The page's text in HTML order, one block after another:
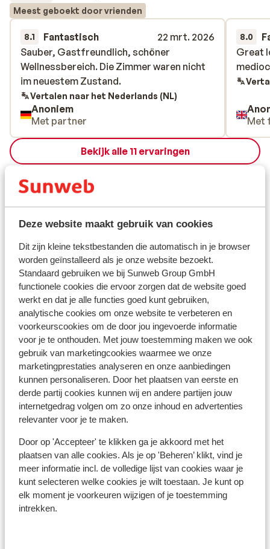
Deze website maakt gebruik van cookies
Dit zijn kleine tekstbestanden die automatisch in je browser
worden geïnstalleerd als je onze website bezoekt.
Standaard gebruiken we bij Sunweb Group GmbH
functionele cookies die ervoor zorgen dat de website goed
werkt en dat je alle functies goed kunt gebruiken,
analytische cookies om onze website te verbeteren en
voorkeurscookies om de door jou ingevoerde informatie
voor je te onthouden. Met jouw toestemming maken we ook
gebruik van marketingcookies waarmee we onze
marketingprestaties analyseren en onze aanbiedingen
kunnen personaliseren. Door het plaatsen van eerste en
derde partij cookies kunnen wij en andere partijen jouw
internetgedrag volgen om zo onze inhoud en advertenties
relevanter voor je te maken.
Door op 'Accepteer' te klikken ga je akkoord met het
plaatsen van alle cookies. Als je op 'Beheren’ klikt, vind je
meer informatie incl. de volledige lijst van cookies waar je
kunt selecteren welke cookies je wilt toestaan. Je kunt op
elk moment je voorkeuren wijzigen of je toestemming
intrekken.
Meest geboekt door vrienden
8.1 Fantastisch
22 mrt. 2026
Sauber, Gastfreundlich, schöner
Wellnessbereich. Die Zimmer waren nicht
im neuestem Zustand.
Sauber, Gastfreundlich, schöner
Wellnessbereich. Die Zimmer waren nicht
im neuestem Zustand.
Vertalen naar het Nederlands (NL)
Anoniem
Met partner
8.0
Great
Great
Met
Bekijk alle 11 ervaringen
Bekijk op kaart
Afstanden
In het centrum
Luchthaven salzburg: 86 km
Treinstation zell am see: 19 km
Skipiste: 100 m
Skibushalte: 50 m
Skilift: 100 m
Winkels: 500 m
Skipas, -les en verhuur
Skipas